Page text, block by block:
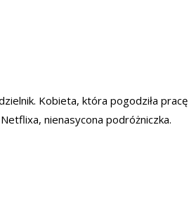
Kobieta, która pogodziła
nienasycona podróżniczka.